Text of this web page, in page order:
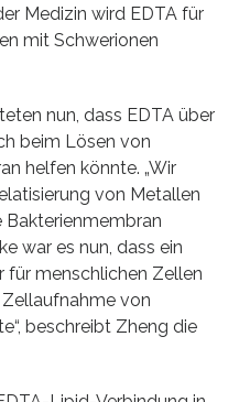
Medizin wird EDTA für
mit Schwerionen
nun, dass EDTA über
beim Lösen von
helfen könnte. „Wir
von Metallen
Bakterienmembran
war es nun, dass ein
für menschlichen Zellen
von
beschreibt Zheng die